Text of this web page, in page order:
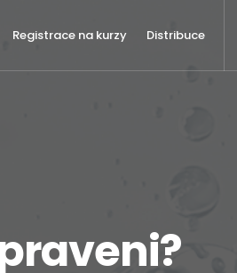
Registrace na kurzy Distribuce